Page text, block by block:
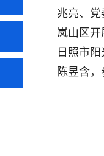
兆亮、党
岚山区
日照市
陈昱含